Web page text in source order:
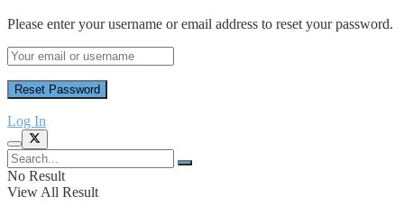
Please enter your username or email address to reset your password.
Log In
No Result
View All Result